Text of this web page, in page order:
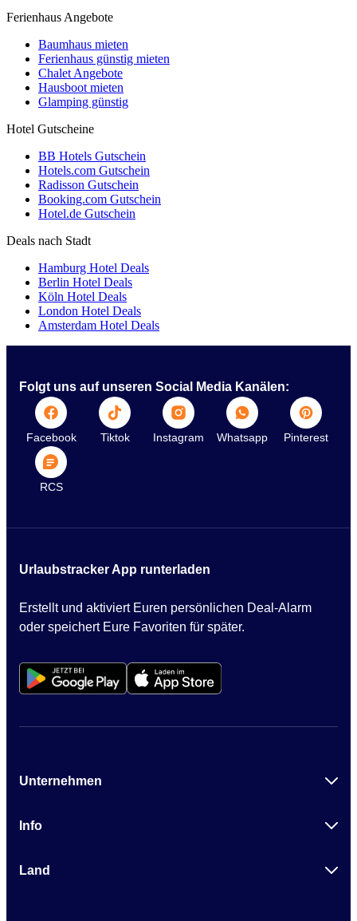
Ferienhaus Angebote
Baumhaus mieten
Ferienhaus günstig mieten
Chalet Angebote
Hausboot mieten
Glamping günstig
Hotel Gutscheine
BB Hotels Gutschein
Hotels.com Gutschein
Radisson Gutschein
Booking.com Gutschein
Hotel.de Gutschein
Deals nach Stadt
Hamburg Hotel Deals
Berlin Hotel Deals
Köln Hotel Deals
London Hotel Deals
Amsterdam Hotel Deals